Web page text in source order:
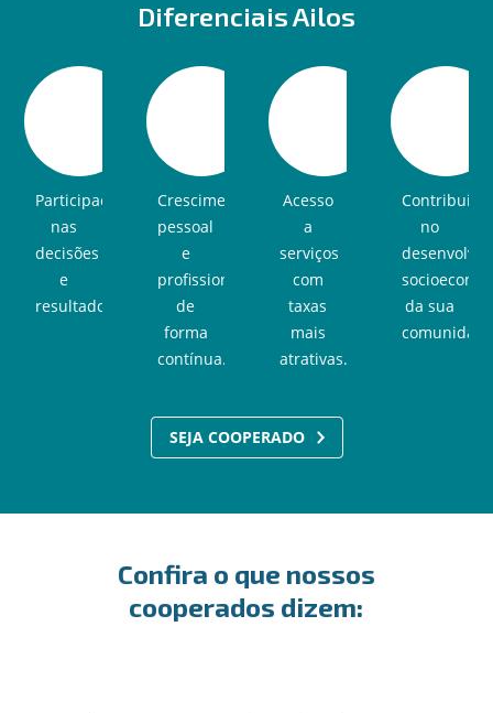
Diferenciais Ailos
Participação
nas
decisões
e
resultados.
Crescimento
pessoal
e
profissional
de
forma
contínua.
Acesso
a
serviços
com
taxas
mais
atrativas.
no
da sua
SEJA COOPERADO
Confira o que nossos
cooperados dizem: